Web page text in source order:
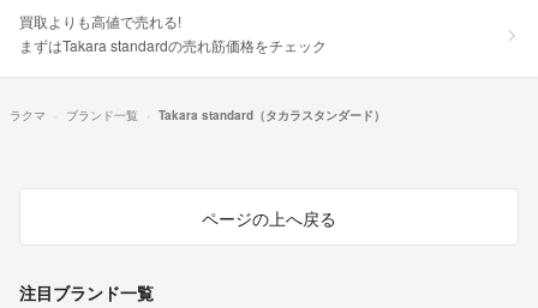
買取よりも高値で売れる!
まずはTakara standardの売れ筋価格をチェック
ラクマ ブランド一覧 Takara standard（タカラスタンダード）
ページの上へ戻る
注目ブランド一覧